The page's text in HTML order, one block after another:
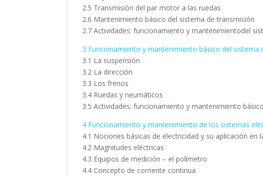
2.5 Transmisión del par motor a las ruedas
2.6 Mantenimiento básico del sistema de transmisión
2.7 Actividades: funcionamiento y mantenimientodel
3 Funcionamiento y mantenimiento básico del sistema
3.1 La suspensión
3.2 La dirección
3.3 Los frenos
3.4 Ruedas y neumáticos
3.5 Actividades: funcionamiento y mantenimiento
4 Funcionamiento y mantenimiento de los sistemas
4.1 Nociones básicas de electricidad y su aplicación en
4.2 Magnitudes eléctricas
4.3 Equipos de medición – el polímetro
4.4 Concepto de corriente continua